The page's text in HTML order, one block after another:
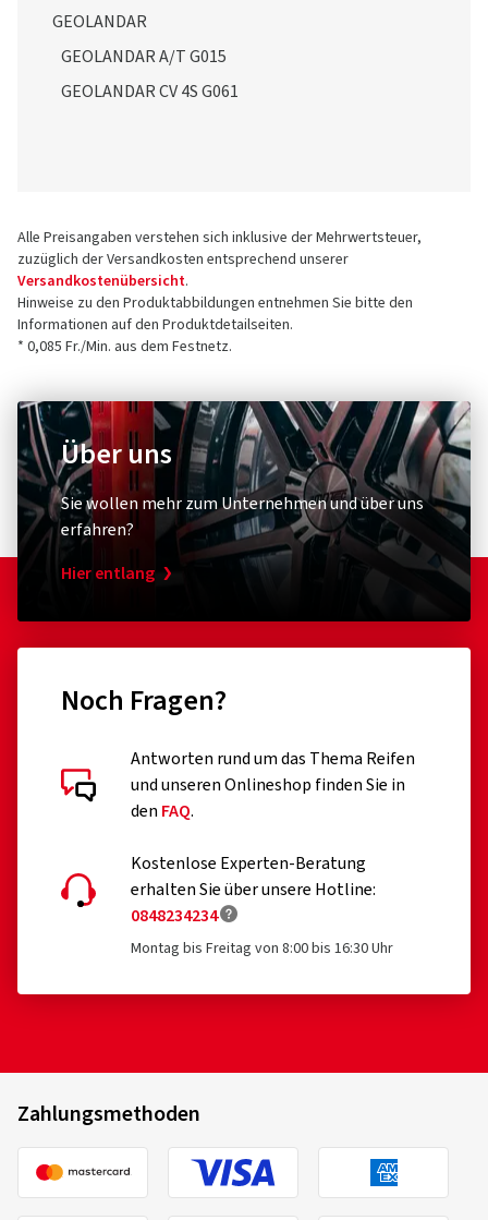
GEOLANDAR
GEOLANDAR A/T G015
GEOLANDAR CV 4S G061
Alle Preisangaben verstehen sich inklusive der Mehrwertsteuer,
zuzüglich der Versandkosten entsprechend unserer
Versandkostenübersicht.
Hinweise zu den Produktabbildungen entnehmen Sie bitte den
Informationen auf den Produktdetailseiten.
* 0,085 Fr./Min. aus dem Festnetz.
Über uns
Sie wollen mehr zum Unternehmen und über uns
erfahren?
Hier entlang
Noch Fragen?
Antworten rund um das Thema Reifen
und unseren Onlineshop finden Sie in
den FAQ.
Kostenlose Experten-Beratung
erhalten Sie über unsere Hotline:
0848234234
Montag bis Freitag von 8:00 bis 16:30 Uhr
Zahlungsmethoden